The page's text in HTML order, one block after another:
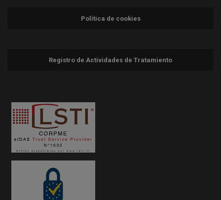
Política de cookies
Registro de Actividades de Tratamiento